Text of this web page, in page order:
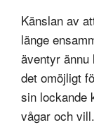
Känslan av
länge
äventyr
det omöjligt
sin lockande
vågar och vill.